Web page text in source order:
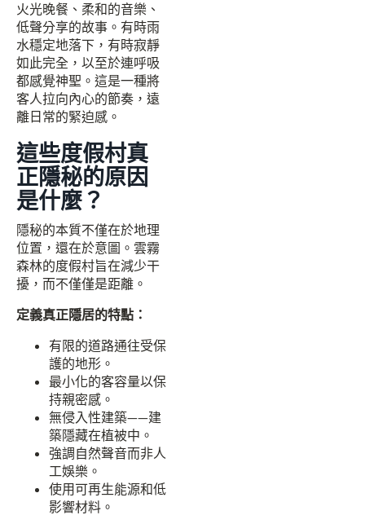
火光晚餐、柔和的音樂、
低聲分享的故事。有時雨
水穩定地落下，有時寂靜
如此完全，以至於連呼吸
都感覺神聖。這是一種將
客人拉向內心的節奏，遠
離日常的緊迫感。
這些度假村真
正隱秘的原因
是什麼？
隱秘的本質不僅在於地理
位置，還在於意圖。雲霧
森林的度假村旨在減少干
擾，而不僅僅是距離。
定義真正隱居的特點：
有限的道路通往受保
護的地形。
最小化的客容量以保
持親密感。
無侵入性建築——建
築隱藏在植被中。
強調自然聲音而非人
工娛樂。
使用可再生能源和低
影響材料。